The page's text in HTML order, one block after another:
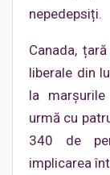
nepedepsiți.
Canada,
liberale din
la
urmă cu
340 de
implicarea